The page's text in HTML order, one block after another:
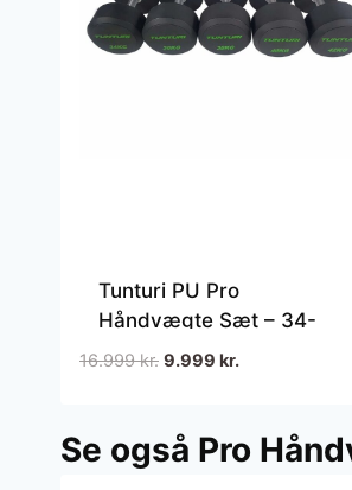
Tunturi PU Pro
Håndvægte Sæt – 34-
42kg
16.999kr. Den
var:
16.999 kr..
9.999 kr.Den
er:
9.999 kr..
Se også Pro